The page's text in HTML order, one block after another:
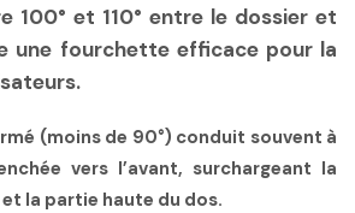
100° et 110° entre le dossier et
une fourchette efficace pour la
(moins de 90°) conduit souvent à
vers l’avant, surchargeant la
la partie haute du dos.